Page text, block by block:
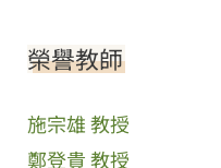
榮譽教師
施宗雄 教授
鄭登貴 教授